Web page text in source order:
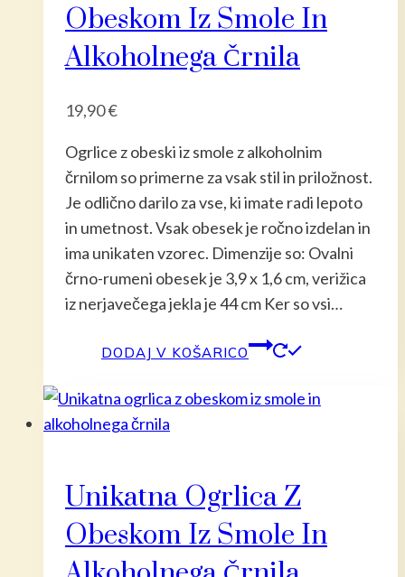
Obeskom Iz Smole In
Alkoholnega Črnila
19,90€
Ogrlice z obeski iz smole z alkoholnim
črnilom so primerne za vsak stil in priložnost.
Je odlično darilo za vse, ki imate radi lepoto
in umetnost. Vsak obesek je ročno izdelan in
ima unikaten vzorec. Dimenzije so: Ovalni
črno-rumeni obesek je 3,9 x 1,6 cm, verižica
iz nerjavečega jekla je 44 cm Ker so vsi…
DODAJ V KOŠARICO
Unikatna Ogrlica Z
Obeskom Iz Smole In